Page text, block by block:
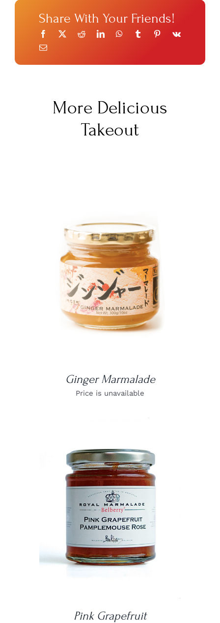
Share With Your Friends!
More Delicious
Takeout
DETAILS
Ginger Marmalade
Price is unavailable
DETAILS
Pink Grapefruit